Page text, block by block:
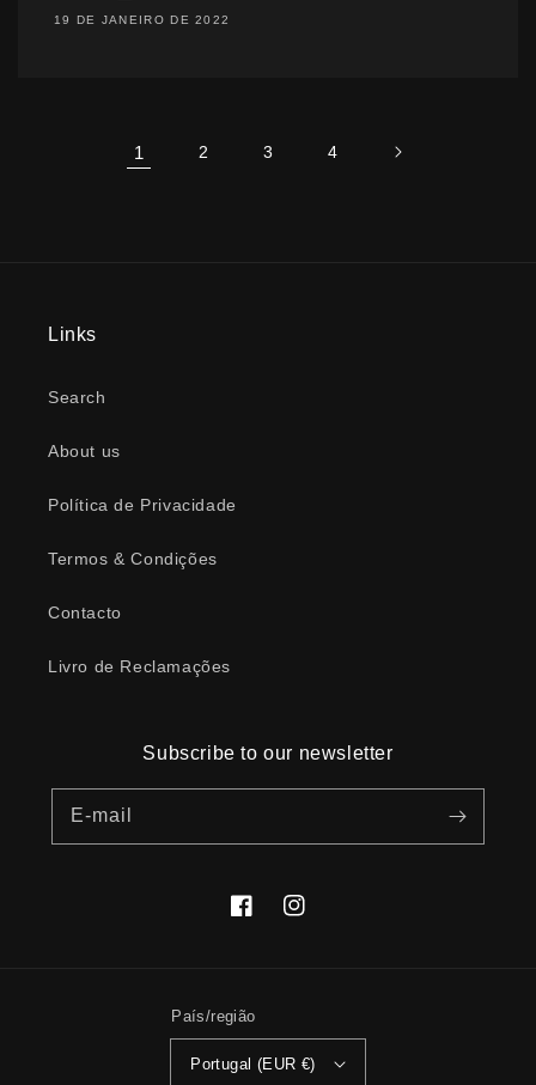
19 DE JANEIRO DE 2022
1 2 3 4
Links
Search
About us
Política de Privacidade
Termos & Condições
Contacto
Livro de Reclamações
Subscribe to our newsletter
E-mail
FacebookInstagram
País/região
Portugal (EUR €)